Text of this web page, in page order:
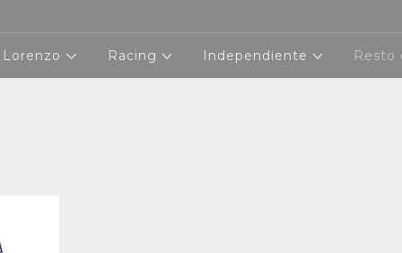
Lorenzo Racing Independiente Resto